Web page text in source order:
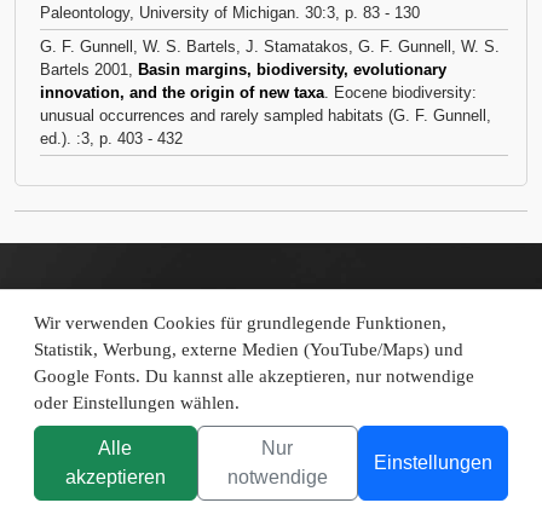
Wir verwenden Cookies für grundlegende Funktionen,
Statistik, Werbung, externe Medien (YouTube/Maps) und
Google Fonts. Du kannst alle akzeptieren, nur notwendige
oder Einstellungen wählen.
Alle
akzeptieren
Nur
notwendige
Einstellungen
Paleontology, University of Michigan. 30:3, p. 83 - 130
G. F. Gunnell, W. S. Bartels, J. Stamatakos, G. F. Gunnell, W. S.
Bartels 2001, Basin margins, biodiversity, evolutionary
innovation, and the origin of new taxa. Eocene biodiversity:
unusual occurrences and rarely sampled habitats (G. F. Gunnell,
ed.). :3, p. 403 - 432
Impressum
Datenschutz
Cookies verwalten
Physik für alle
Die Evolution des Menschen